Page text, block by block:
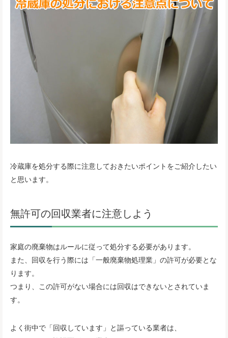
冷蔵庫を処分する際に注意しておきたいポイントをご紹介したい
と思います。
無許可の回収業者に注意しよう
家庭の廃棄物はルールに従って処分する必要があります。
また、回収を行う際には「一般廃棄物処理業」の許可が必要とな
ります。
つまり、この許可がない場合には回収はできないとされていま
す。
よく街中で「回収しています」と謳っている業者は、